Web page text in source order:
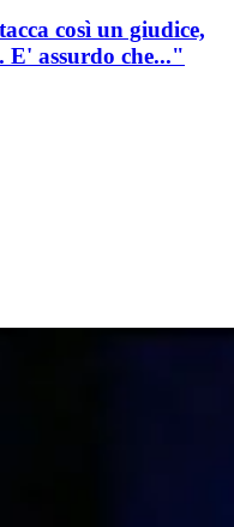
così un giudice,
E' assurdo che..."